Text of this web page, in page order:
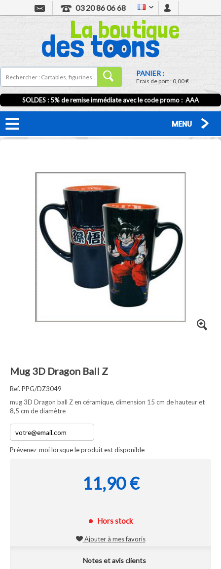
03 20 86 06 68
PANIER :
Frais de port :0,00 €
SOLDES : 5% de remise immédiate avec le code promo : AAA
MENU
Mug 3D Dragon Ball Z
Ref. PPG/DZ3049
mug 3D Dragon ball Z en céramique, dimension 15 cm de hauteur et
8,5 cm de diamètre
Prévenez-moi lorsque le produit est disponible
11,90 €
Hors stock
Ajouter à mes favoris
Notes et avis clients